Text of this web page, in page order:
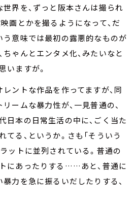
世界を、ずっと阪本さんは撮られ
画とかを撮るようになって、だ
う意味では最初の露悪的なものが
ゃんとエンタメ化、みたいなと
いますが。
ントな作品を作ってますが、同
ームな暴力性が、一見普通の、
日本の日常生活の中に、ごく当た
る、というか。さも「そういう
ットに並列されている。普通の
にあったりする……あと、普通に
暴力を急に振るいだしたりする、